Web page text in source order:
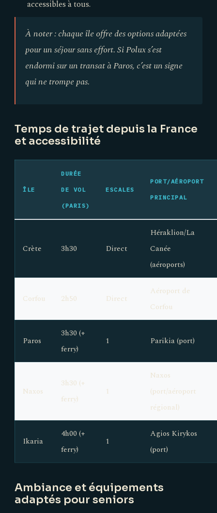
accessibles à tous.
À noter : chaque île offre des options adaptées
pour un séjour sans effort. Si Polux s’est
endormi sur un transat à Paros, c’est un signe
qui ne trompe pas.
Temps de trajet depuis la France
et accessibilité
ÎLE
DURÉE
DE VOL
(PARIS)
ESCALES
PORT/AÉROPORT
PRINCIPAL
Crète 3h30 Direct
Héraklion/La
Canée
(aéroports)
Corfou 2h50 Direct
Aéroport de
Corfou
Paros
3h30 (+
ferry)
1 Parikia (port)
Naxos
3h30 (+
ferry)
1
Naxos
(port/aéroport
régional)
Ikaria
4h00 (+
ferry)
1
Agios Kirykos
(port)
Ambiance et équipements
adaptés pour seniors